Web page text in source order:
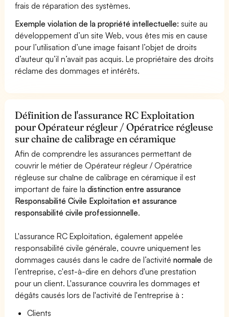
frais de réparation des systèmes.
Exemple violation de la propriété intellectuelle: suite au
développement d’un site Web, vous êtes mis en cause
pour l’utilisation d’une image faisant l’objet de droits
d’auteur qu’il n’avait pas acquis. Le propriétaire des droits
réclame des dommages et intérêts.
Définition de l'assurance RC Exploitation
pour Opérateur régleur / Opératrice régleuse
sur chaîne de calibrage en céramique
Afin de comprendre les assurances permettant de
couvrir le métier de Opérateur régleur / Opératrice
régleuse sur chaîne de calibrage en céramique il est
important de faire ladistinction entre assurance
Responsabilité Civile Exploitation et assurance
responsabilité civile professionnelle.
L'assurance RC Exploitation, également appelée
responsabilité civile générale, couvre uniquement les
dommages causés dans le cadre de l’activiténormale de
l’entreprise, c'est-à-dire en dehors d'une prestation
pour un client. L'assurance couvrira les dommages et
dégâts causés lors de l'activité de l'entreprise à :
Clients